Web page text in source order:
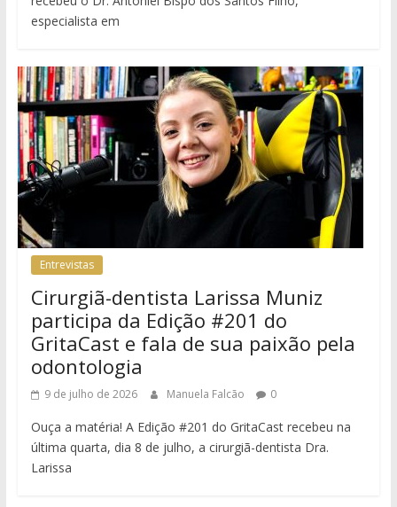
especialista em
Entrevistas
Cirurgiã-dentista Larissa Muniz
participa da Edição #201 do
GritaCast e fala de sua paixão pela
odontologia
9 de julho de 2026 Manuela Falcão 0
Ouça a matéria! A Edição #201 do GritaCast recebeu na
última quarta, dia 8 de julho, a cirurgiã-dentista Dra.
Larissa